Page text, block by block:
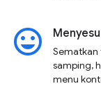
insert_emoticon
Sematkan
samping,
menu